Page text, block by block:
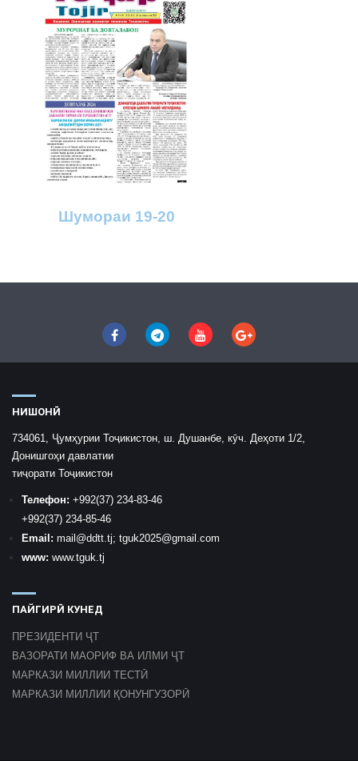
Шумораи 19-20
НИШОНӢ
734061, Ҷумҳурии Тоҷикистон, ш. Душанбе, кӯч. Деҳоти 1/2,
Донишгоҳи давлатии
тиҷорати Тоҷикистон
Телефон: +992(37) 234-83-46
+992(37) 234-85-46
Email: mail @ddtt.tj; tguk2025@gmail.com
www: www.tguk.tj
ПАЙГИРӢ КУНЕД
ПРЕЗИДЕНТИ ҶТ
ВАЗОРАТИ МАОРИФ ВА ИЛМИ ҶТ
МАРКАЗИ МИЛЛИИ ТЕСТӢ
МАРКАЗИ МИЛЛИИ ҚОНУНГУЗОРӢ